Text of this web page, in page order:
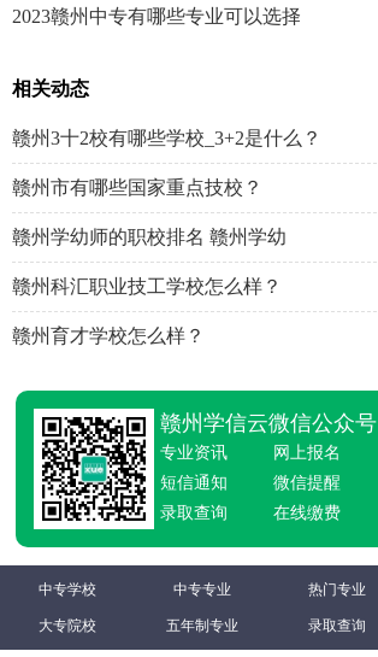
2023赣州中专有哪些专业可以选择
相关动态
赣州3十2校有哪些学校_3+2是什么？
赣州市有哪些国家重点技校？
赣州学幼师的职校排名 赣州学幼
赣州科汇职业技工学校怎么样？
赣州育才学校怎么样？
赣州学信云微信公众号
专业资讯
网上报名
短信通知
微信提醒
录取查询
在线缴费
中专学校 中专专业 热门专业
大专院校 五年制专业 录取查询